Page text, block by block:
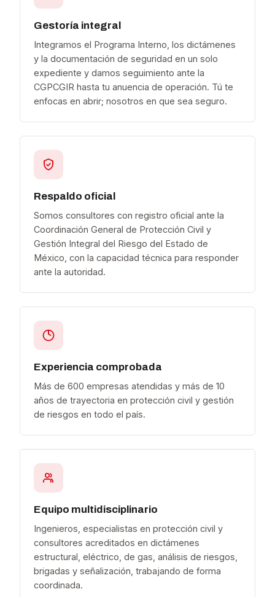
Gestoría integral
Integramos el Programa Interno, los dictámenes
y la documentación de seguridad en un solo
expediente y damos seguimiento ante la
CGPCGIR hasta tu anuencia de operación. Tú te
enfocas en abrir; nosotros en que sea seguro.
Respaldo oficial
Somos consultores con registro oficial ante la
Coordinación General de Protección Civil y
Gestión Integral del Riesgo del Estado de
México, con la capacidad técnica para responder
ante la autoridad.
Experiencia comprobada
Más de 600 empresas atendidas y más de 10
años de trayectoria en protección civil y gestión
de riesgos en todo el país.
Equipo multidisciplinario
Ingenieros, especialistas en protección civil y
consultores acreditados en dictámenes
estructural, eléctrico, de gas, análisis de riesgos,
brigadas y señalización, trabajando de forma
coordinada.